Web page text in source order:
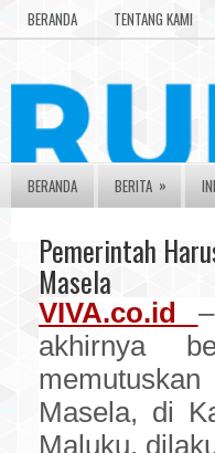
BERANDA TENTANG KAMI
BERANDA BERITA »
Pemerintah
Masela
VIVA.co.id
akhirnya
Masela, di
Maluku,